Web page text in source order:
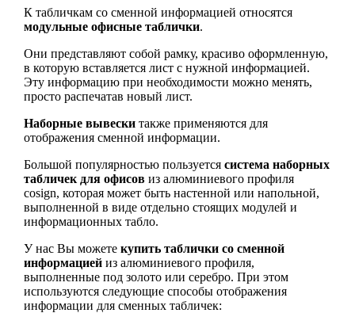
К табличкам со сменной информацией относятся
модульные офисные таблички.
Они представляют собой рамку, красиво оформленную,
в которую вставляется лист с нужной информацией.
Эту информацию при необходимости можно менять,
просто распечатав новый лист.
Наборные вывескитакже применяются для
отображения сменной информации.
Большой популярностью пользуется система наборных
табличек для офисовиз алюминиевого профиля
cosign, которая может быть настенной или напольной,
выполненной в виде отдельно стоящих модулей и
информационных табло.
У нас Вы можете купить таблички со сменной
информациейиз алюминиевого профиля,
выполненные под золото или серебро. При этом
используются следующие способы отображения
информации для сменных табличек: